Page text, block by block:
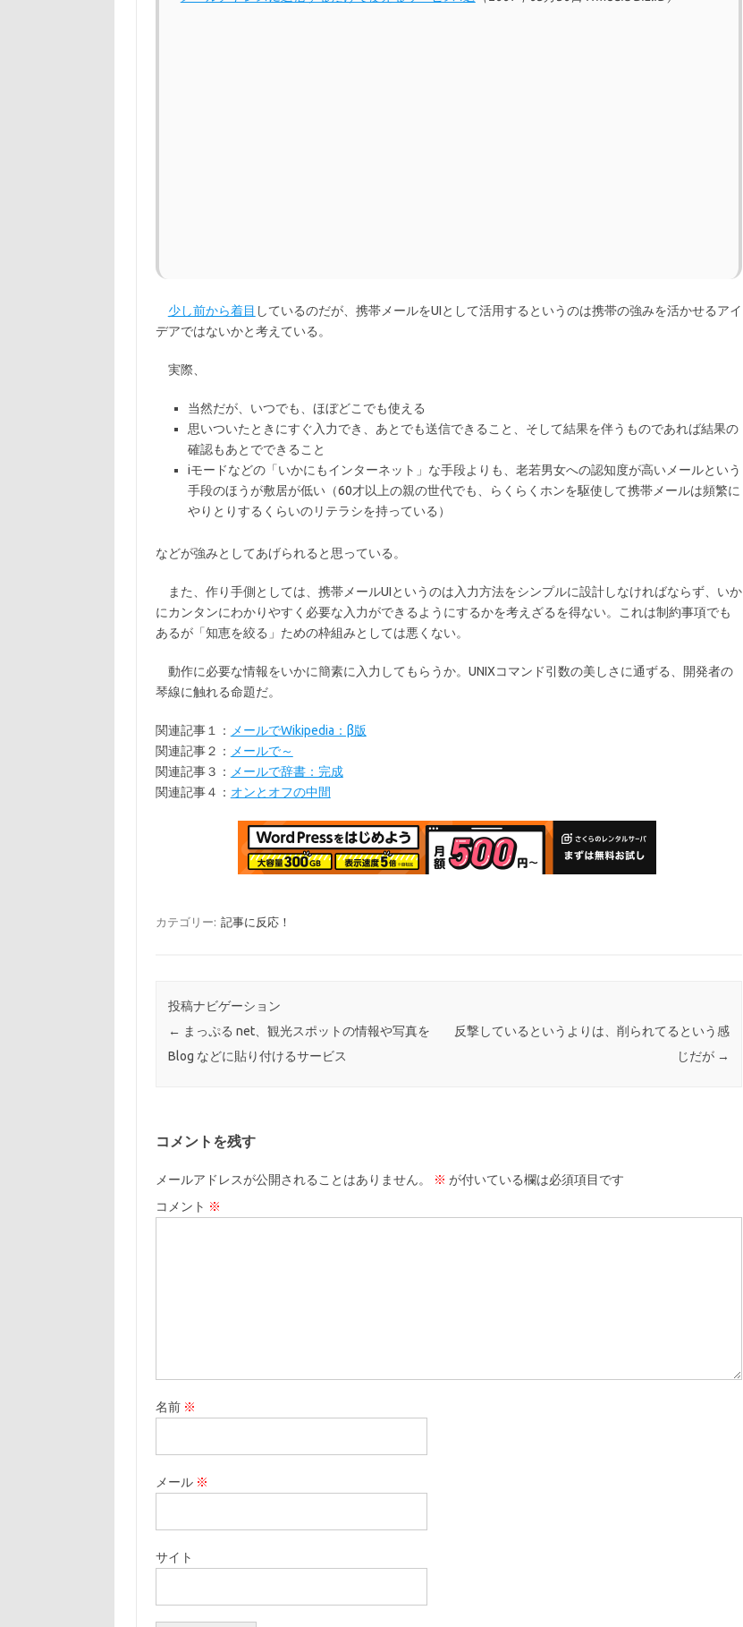
少し前から着目 しているのだが、携帯メールをUIとして活用するというのは携帯の強みを活かせるアイ
デアではないかと考えている。
実際、
当然だが、いつでも、ほぼどこでも使える
思いついたときにすぐ入力でき、あとでも送信できること、そして結果を伴うものであれば結果の
確認もあとでできること
iモードなどの「いかにもインターネット」な手段よりも、老若男女への認知度が高いメールという
手段のほうが敷居が低い（60才以上の親の世代でも、らくらくホンを駆使して携帯メールは頻繁に
やりとりするくらいのリテラシを持っている）
などが強みとしてあげられると思っている。
また、作り手側としては、携帯メールUIというのは入力方法をシンプルに設計しなければならず、いか
にカンタンにわかりやすく必要な入力ができるようにするかを考えざるを得ない。これは制約事項でも
あるが「知恵を絞る」ための枠組みとしては悪くない。
動作に必要な情報をいかに簡素に入力してもらうか。UNIXコマンド引数の美しさに通ずる、開発者の
琴線に触れる命題だ。
関連記事１：
メールでWikipedia：β版
関連記事２：
メールで～
関連記事３：
メールで辞書：完成
関連記事４： オンとオフの中間
カテゴリー: 記事に反応！
投稿ナビゲーション
← まっぷる net、観光スポットの情報や写真を
Blog などに貼り付けるサービス
反撃しているというよりは、削られてるという感
じだが →
コメントを残す
メールアドレスが公開されることはありません。 ※ が付いている欄は必須項目です
コメント ※
名前 ※
メール ※
サイト